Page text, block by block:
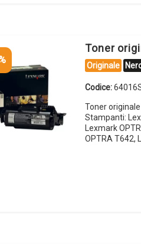
Toner
Originale
Codice:
Toner
Stampanti:
Lexmark
OPTRA T642,